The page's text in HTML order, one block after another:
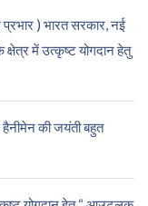
प्रभार ) भारत सरकार, नई
क्षेत्र में उत्कृष्ट योगदान हेतु
हैनीमेन की जयंती बहुत